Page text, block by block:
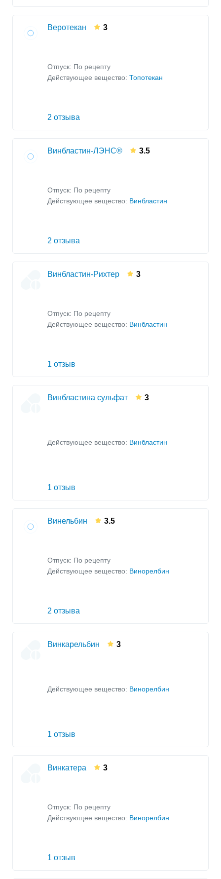
Веротекан 3
Отпуск: По рецепту
Действующее вещество: Топотекан
2 отзыва
Винбластин-ЛЭНС® 3.5
Отпуск: По рецепту
Действующее вещество: Винбластин
2 отзыва
Винбластин-Рихтер 3
Отпуск: По рецепту
Действующее вещество: Винбластин
1 отзыв
Винбластина сульфат 3
Действующее вещество: Винбластин
1 отзыв
Винельбин 3.5
Отпуск: По рецепту
Действующее вещество: Винорелбин
2 отзыва
Винкарельбин 3
Действующее вещество: Винорелбин
1 отзыв
Винкатера 3
Отпуск: По рецепту
Действующее вещество: Винорелбин
1 отзыв